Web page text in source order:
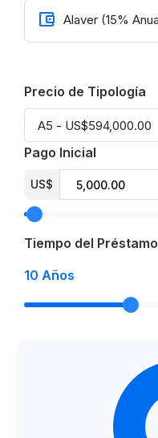
Precio de Tipología
Pago Inicial
US$
Tiempo del Préstamo
10 Años